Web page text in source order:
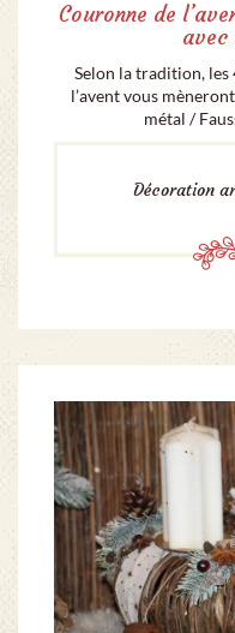
Couronne de
avec
Selon la tradition, les
l’avent vous
métal /
Décoration